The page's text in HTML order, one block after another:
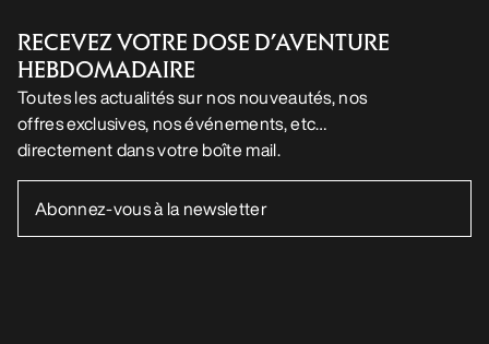
RECEVEZ VOTRE DOSE D’AVENTURE
HEBDOMADAIRE
Toutes les actualités sur nos nouveautés, nos
offres exclusives, nos événements, etc…
directement dans votre boîte mail.